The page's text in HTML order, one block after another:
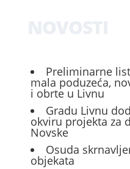
Preliminarne
mala poduzeća,
i obrte u Livnu
Gradu Livnu
okviru projekta za
Novske
Osuda
objekata